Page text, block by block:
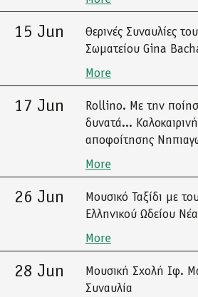
15 Jun
Θερινές Συναυλίες
Σωματείου Gina
More
17 Jun
Rollino. Με την
δυνατά...
αποφοίτησης
More
26 Jun
Μουσικό Ταξίδι με
Ελληνικού Ωδείου
More
28 Jun
Μουσική Σχολή Ιφ.
Συναυλία